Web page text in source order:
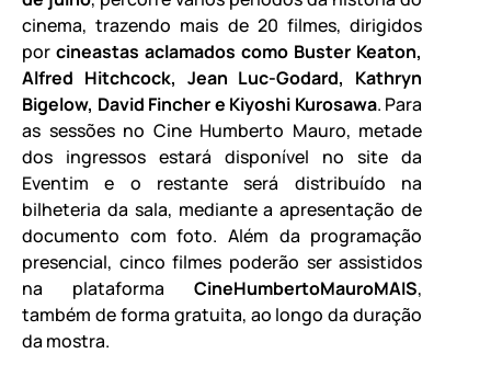
cinema, trazendo mais de 20 filmes, dirigidos
porcineastas aclamados como Buster Keaton,
Alfred Hitchcock, Jean Luc-Godard, Kathryn
Bigelow, David Fincher e Kiyoshi Kurosawa. Para
as sessões no Cine Humberto Mauro, metade
dos ingressos estará disponível no site da
Eventim e o restante será distribuído na
bilheteria da sala, mediante a apresentação de
documento com foto. Além da programação
presencial, cinco filmes poderão ser assistidos
na plataformaCineHumbertoMauroMAIS,
também de forma gratuita, ao longo da duração
da mostra.